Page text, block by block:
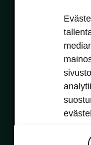
Osta Škoda verkossa
Škoda Yksityisleasing
Škodan Vakuutus
Škoda 4×4 -mallit
Škoda-